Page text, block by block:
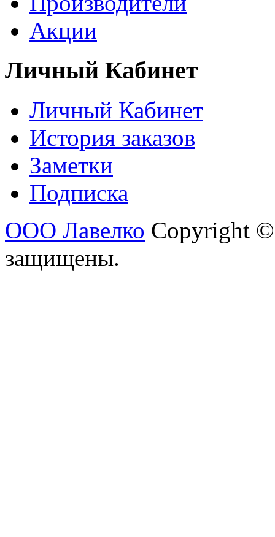
Акции
Личный Кабинет
Личный Кабинет
История заказов
Заметки
Подписка
ООО Лавелко Copyright ©
защищены.